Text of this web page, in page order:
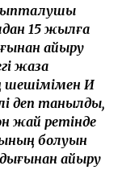
15 жылға
айыру
жаза
шешімімен И
деп танылды,
жай ретінде
болуын
айыру